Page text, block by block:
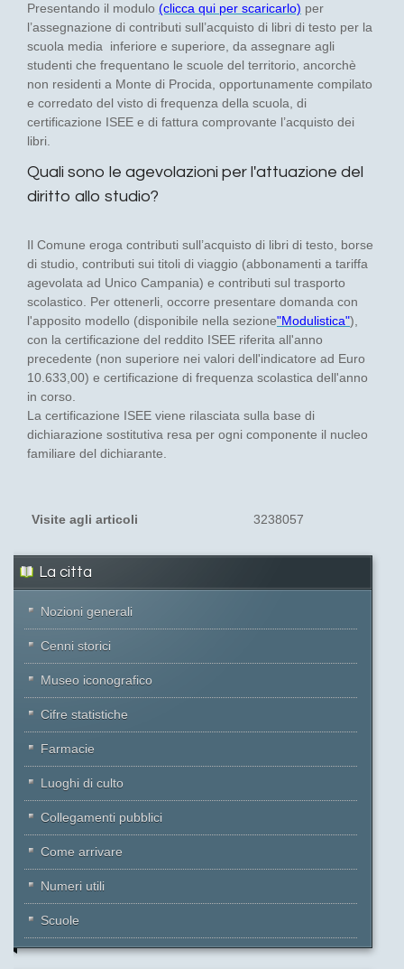
Presentando il modulo (clicca qui per scaricarlo) per
l’assegnazione di contributi sull’acquisto di libri di testo per la
scuola media inferiore e superiore, da assegnare agli
studenti che frequentano le scuole del territorio, ancorchè
non residenti a Monte di Procida, opportunamente compilato
e corredato del visto di frequenza della scuola, di
certificazione ISEE e di fattura comprovante l’acquisto dei
libri.
Quali sono le agevolazioni per l'attuazione del
diritto allo studio?
Il Comune eroga contributi sull’acquisto di libri di testo, borse
di studio, contributi sui titoli di viaggio (abbonamenti a tariffa
agevolata ad Unico Campania) e contributi sul trasporto
scolastico. Per ottenerli, occorre presentare domanda con
l'apposito modello (disponibile nella sezione"Modulistica"),
con la certificazione del reddito ISEE riferita all'anno
precedente (non superiore nei valori dell'indicatore ad Euro
10.633,00) e certificazione di frequenza scolastica dell'anno
in corso.
La certificazione ISEE viene rilasciata sulla base di
dichiarazione sostitutiva resa per ogni componente il nucleo
familiare del dichiarante.
Visite agli articoli 3238057
La citta
Nozioni generali
Cenni storici
Museo iconografico
Cifre statistiche
Farmacie
Luoghi di culto
Collegamenti pubblici
Come arrivare
Numeri utili
Scuole